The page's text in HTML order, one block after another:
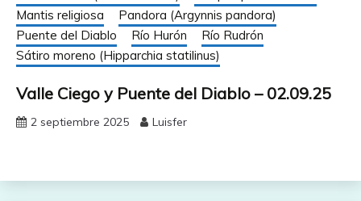
Mantis religiosa
Pandora (Argynnis pandora)
Puente del Diablo
Río Hurón
Río Rudrón
Sátiro moreno (Hipparchia statilinus)
Valle Ciego y Puente del Diablo – 02.09.25
2 septiembre 2025 Luisfer